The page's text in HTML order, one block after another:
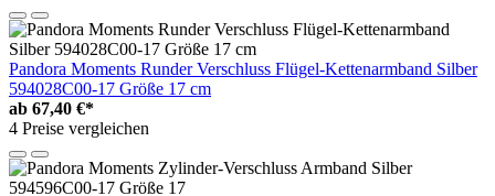
Pandora Moments Runder Verschluss Flügel-Kettenarmband Silber
594028C00-17 Größe 17 cm
ab 67,40 €*
4 Preise vergleichen